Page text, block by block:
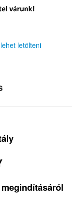
letölteni